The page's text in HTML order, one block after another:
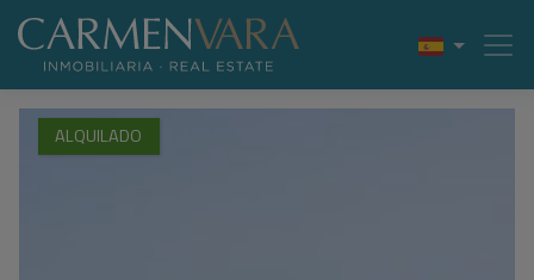
ALQUILADO